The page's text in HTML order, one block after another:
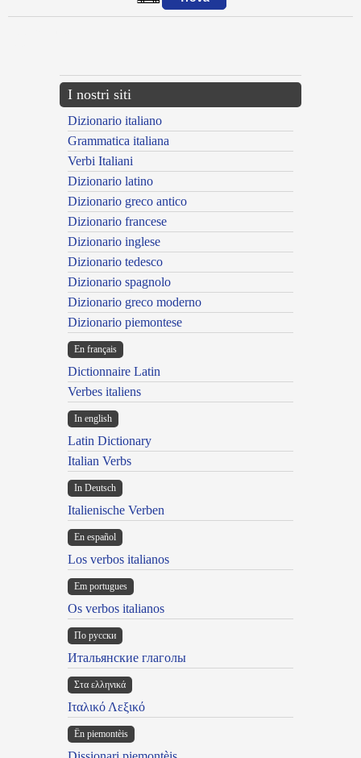
I nostri siti
Dizionario italiano
Grammatica italiana
Verbi Italiani
Dizionario latino
Dizionario greco antico
Dizionario francese
Dizionario inglese
Dizionario tedesco
Dizionario spagnolo
Dizionario greco moderno
Dizionario piemontese
En français
Dictionnaire Latin
Verbes italiens
In english
Latin Dictionary
Italian Verbs
In Deutsch
Italienische Verben
En español
Los verbos italianos
Em portugues
Os verbos italianos
По русски
Итальянские глаголы
Στα ελληνικά
Ιταλικό Λεξικό
Ën piemontèis